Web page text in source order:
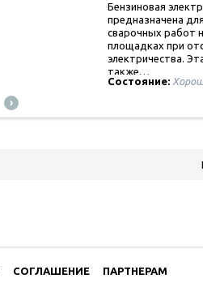
Бензиновая
предназначена
сварочных работ
площадках при
электричества.
также…
Состояние:
СОГЛАШЕНИЕ ПАРТНЕРАМ